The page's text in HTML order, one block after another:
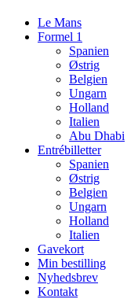
Le Mans
Formel 1
Spanien
Østrig
Belgien
Ungarn
Holland
Italien
Abu Dhabi
Entrébilletter
Spanien
Østrig
Belgien
Ungarn
Holland
Italien
Gavekort
Min bestilling
Nyhedsbrev
Kontakt